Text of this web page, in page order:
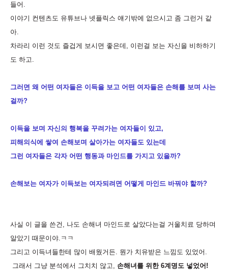
들어.
이야기 컨텐츠도 유튜브나 넷플릭스 얘기밖에 없으시고 좀 그런거 같
아.
차라리 이런 것도 즐겁게 보시면 좋은데 , 이런걸 보는 자신을 비하하기
도 하고.
그러면 왜 어떤 여자들은 이득을 보고 어떤 여자들은 손해를 보며 사는
걸까?
이득을 보며 자신의 행복을 꾸려가는 여자들이 있고,
피해의식에 쌓여 손해보며 살아가는 여자들도 있는데
그런 여자들은 각자 어떤 행동과 마인드를 가지고 있을까?
손해보는 여자가 이득보는 여자되려면 어떻게 마인드 바꿔야 할까?
사실 이 글을 쓴건 , 나도 손해녀 마인드로 살았다는걸 거울치료 당하며
알았기 때문이야. ㅋㅋ
그리고 이득녀들한테 많이 배웠거든. 뭔가 치유받은 느낌도 있었어 .
그래서 그냥 분석에서 그치치 않고, 손해녀를 위한 6계명도 넣었어 !